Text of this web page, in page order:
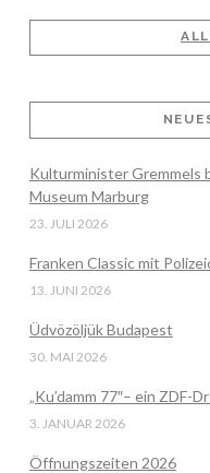
Kulturminister Gremmels
Museum Marburg
23. JULI 2026
Franken Classic mit
13. JUNI 2026
Üdvözöljük Budapest
30. MAI 2026
„Ku’damm 77″– ein ZDF-
3. JANUAR 2026
Öffnungszeiten 2026